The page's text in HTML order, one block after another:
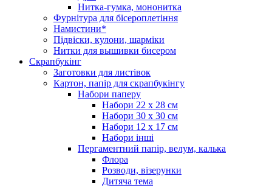
Нитка-гумка, мононитка
Фурнітура для бісероплетіння
Намистини*
Підвіски, кулони, шарміки
Нитки для вышивки бисером
Скрапбукінг
Заготовки для листівок
Картон, папір для скрапбукінгу
Набори паперу
Набори 22 х 28 см
Набори 30 х 30 см
Набори 12 х 17 см
Набори інші
Пергаментний папір, велум, калька
Флора
Розводи, візерунки
Дитяча тема